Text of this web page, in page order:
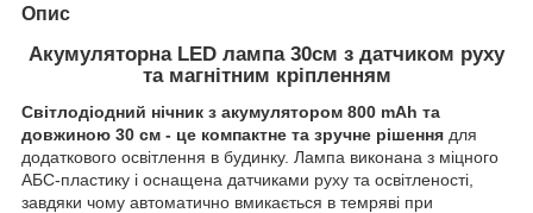
Опис
Акумуляторна LED лампа 30см з датчиком руху
та магнітним кріпленням
Світлодіодний нічник з акумулятором 800 mAh та
довжиною 30 см - це компактне та зручне рішення для
додаткового освітлення в будинку. Лампа виконана з міцного
АБС-пластику і оснащена датчиками руху та освітленості,
завдяки чому автоматично вмикається в темряві при